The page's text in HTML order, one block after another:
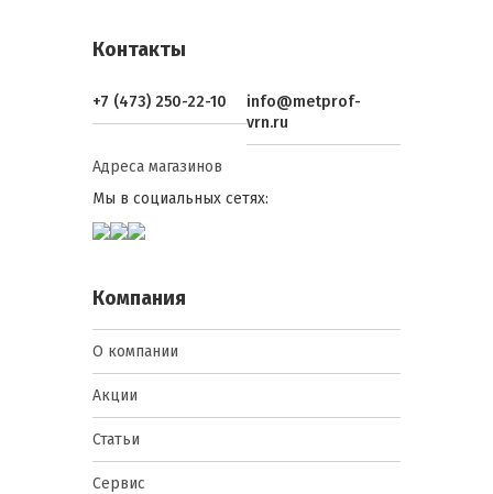
Контакты
+7 (473) 250-22-10
info@metprof-
vrn.ru
Адреса магазинов
Мы в социальных сетях:
Компания
О компании
Акции
Статьи
Сервис